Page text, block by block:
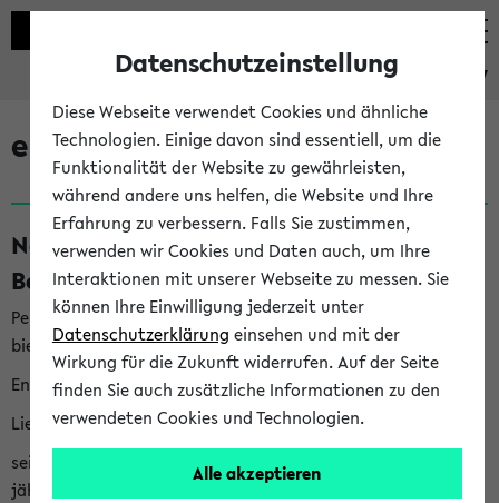
eKVV
eKVV News
Nachhaltigkeitspreis 2026:
Bewerbungsphase gestartet (06.08.26)
Per E-Mail eingestellt von nachhaltigkeitsbuero@uni-
bielefeld.de an den Verteiler 'Alle Studierenden':
English version below
Liebe Studierende,
seit 2023 verleiht das Rektorat der Universität Bielefeld
jährlich den Nachhaltigkeitspreis für Abschlussarbeiten. Sie
Datenschutzeinstellung
Diese Webseite verwendet Cookies und ähnliche
Technologien. Einige davon sind essentiell, um die
Funktionalität der Website zu gewährleisten,
während andere uns helfen, die Website und Ihre
Erfahrung zu verbessern. Falls Sie zustimmen,
verwenden wir Cookies und Daten auch, um Ihre
Interaktionen mit unserer Webseite zu messen. Sie
können Ihre Einwilligung jederzeit unter
Datenschutzerklärung einsehen und mit der
Wirkung für die Zukunft widerrufen. Auf der Seite
finden Sie auch zusätzliche Informationen zu den
verwendeten Cookies und Technologien.
Alle akzeptieren